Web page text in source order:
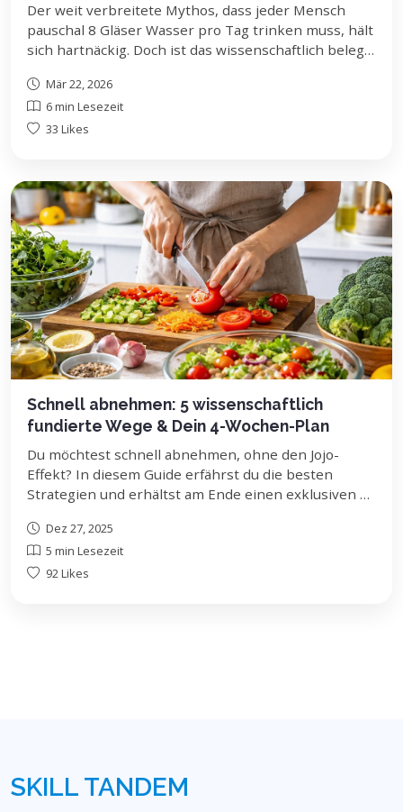
Der weit verbreitete Mythos, dass jeder Mensch
pauschal 8 Gläser Wasser pro Tag trinken muss, hält
sich hartnäckig. Doch ist das wissenschaftlich belegt?
du deinen tatsächlichen Flüssigkeitsbedarf optimal
deckst – individuell und evidenzbasiert.
Mär 22, 2026
6 min Lesezeit
33 Likes
Schnell abnehmen: 5 wissenschaftlich
fundierte Wege & Dein 4-Wochen-Plan
Du möchtest schnell abnehmen, ohne den Jojo-
Effekt? In diesem Guide erfährst du die besten
Strategien und erhältst am Ende einen exklusiven 4-
Dez 27, 2025
5 min Lesezeit
92 Likes
SKILL TANDEM